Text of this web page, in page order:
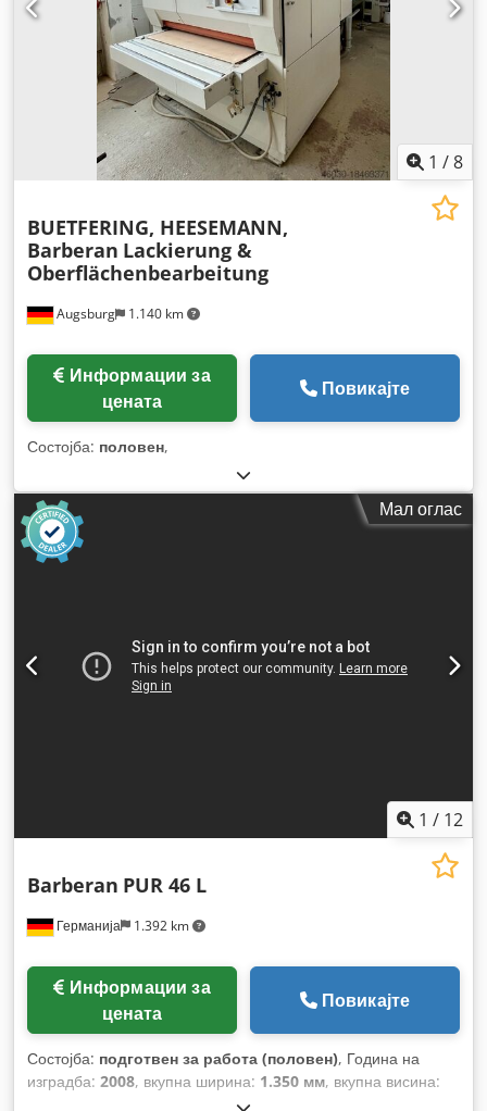
1 /8
Augsburg 1.140 km
BUETFERING, HEESEMANN,
Barberan Lackierung &
Oberflächenbearbeitung
цената
Повикајте
Состојба: половен,
Мал оглас
1 / 12
Германија 1.392 km
Barberan PUR 46 L
цената
Повикајте
Состојба: подготвен за работа (половен), Година на
изградба: 2008, вкупна ширина: 1.350 мм, вкупна висина:
2.200 кг